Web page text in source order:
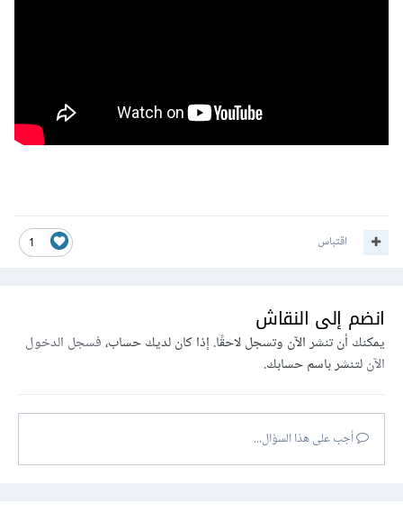
1 اقتباس
انضم إلى النقاش
يمكنك أن تنشر الآن وتسجل لاحقًا. إذا كان لديك حساب،فسجل الدخول
الآنلتنشر باسم حسابك.
أجب على هذا السؤال...